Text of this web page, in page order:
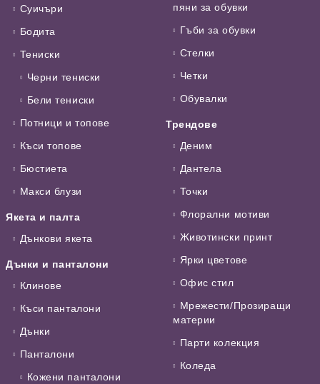
Суичъри
Бодита
Тениски
Черни тениски
Бели тениски
Потници и топове
Къси топове
Бюстиета
Макси блузи
Якета и палта
Дънкови якета
Дънки и панталони
Клинове
Къси панталони
Дънки
Панталони
Кожени панталони
пяни за обувки
Гъби за обувки
Стелки
Четки
Обувалки
Трендове
Деним
Дантела
Точки
Флорални мотиви
Животински принт
Ярки цветове
Офис стил
Мрежести/Прозиращи
материи
Парти колекция
Коледа